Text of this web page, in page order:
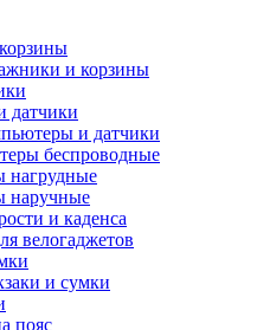
и корзины
датчики
и датчики
беспроводные
нагрудные
наручные
и каденса
велогаджетов
и сумки
пояс